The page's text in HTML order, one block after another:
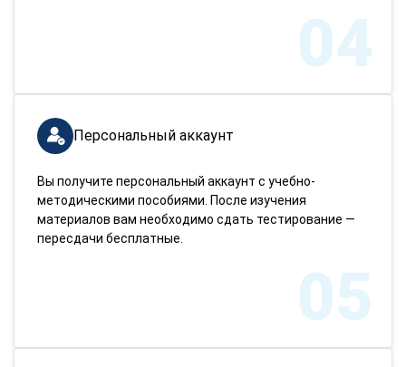
04
Персональный аккаунт
Вы получите персональный аккаунт с учебно-
методическими пособиями. После изучения
материалов вам необходимо сдать тестирование —
пересдачи бесплатные.
05